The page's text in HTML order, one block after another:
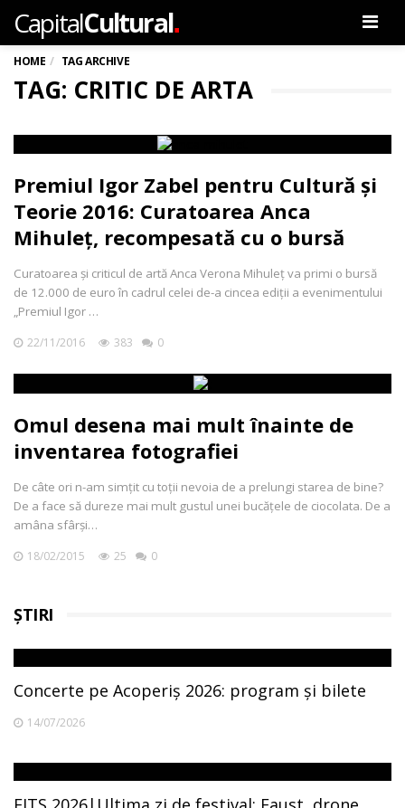
CapitalCultural.
HOME TAG ARCHIVE
TAG: CRITIC DE ARTA
Premiul Igor Zabel pentru Cultură şi
Teorie 2016: Curatoarea Anca
Mihuleț, recompesată cu o bursă
Curatoarea și criticul de artă Anca Verona Mihuleț va primi o bursă
de 12.000 de euro în cadrul celei de-a cincea ediții a evenimentului
„Premiul Igor …
22/11/2016 383 0
Omul desena mai mult înainte de
inventarea fotografiei
De câte ori n-am simțit cu toții nevoia de a prelungi starea de bine?
De a face să dureze mai mult gustul unei bucățele de ciocolata. De a
amâna sfârși…
18/02/2015 25 0
ȘTIRI
Concerte pe Acoperiș 2026: program și bilete
14/07/2026